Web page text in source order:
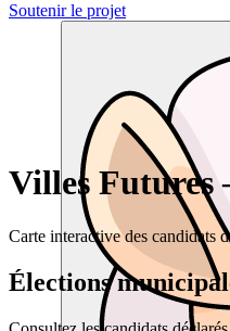
Soutenir le projet
Villes Futures
Carte interactive des candidats
Élections